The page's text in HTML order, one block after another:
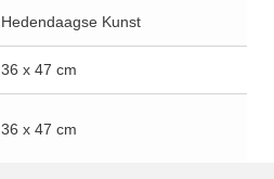
Hedendaagse Kunst
36 x 47 cm
36 x 47 cm